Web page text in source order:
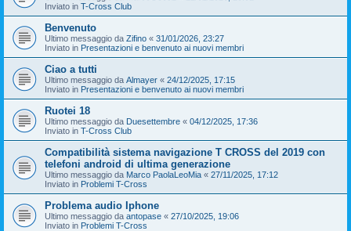
Inviato in T-Cross Club
Benvenuto
Ultimo messaggio da Zifino « 31/01/2026, 23:27
Inviato in Presentazioni e benvenuto ai nuovi membri
Ciao a tutti
Ultimo messaggio da Almayer « 24/12/2025, 17:15
Inviato in Presentazioni e benvenuto ai nuovi membri
Ruotei 18
Ultimo messaggio da Duesettembre « 04/12/2025, 17:36
Inviato in T-Cross Club
Compatibilità sistema navigazione T CROSS del 2019 con
telefoni android di ultima generazione
Ultimo messaggio da Marco PaolaLeoMia « 27/11/2025, 17:12
Inviato in Problemi T-Cross
Problema audio Iphone
Ultimo messaggio da antopase « 27/10/2025, 19:06
Inviato in Problemi T-Cross